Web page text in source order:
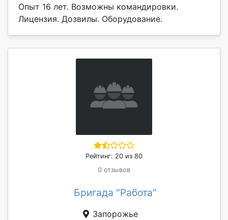
Опыт 16 лет. Возможны командировки.
Лицензия. Дозвилы. Оборудование.
Рейтинг: 20 из 80
0 отзывов
Бригада "Работа"
Запорожье